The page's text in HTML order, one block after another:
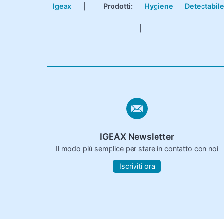
Igeax Prodotti: Hygiene Detectabile
IGEAX Newsletter
Il modo più semplice per stare in contatto con noi
Iscriviti ora